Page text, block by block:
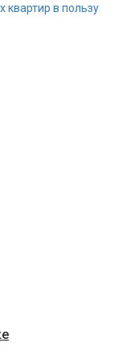
квартир в пользу